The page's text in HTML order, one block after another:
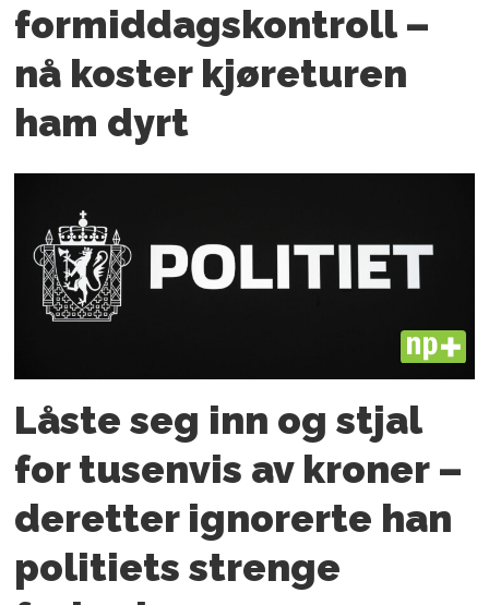
formiddagskontroll –
nå koster kjøreturen
ham dyrt
PLUS
Låste seg inn og stjal
for tusenvis av kroner –
deretter ignorerte han
politiets strenge